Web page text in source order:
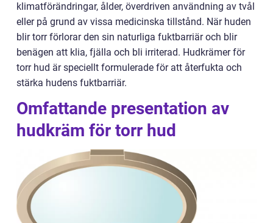
klimatförändringar, ålder, överdriven användning av tvål
eller på grund av vissa medicinska tillstånd. När huden
blir torr förlorar den sin naturliga fuktbarriär och blir
benägen att klia, fjälla och bli irriterad. Hudkrämer för
torr hud är speciellt formulerade för att återfukta och
stärka hudens fuktbarriär.
Omfattande presentation av
hudkräm för torr hud